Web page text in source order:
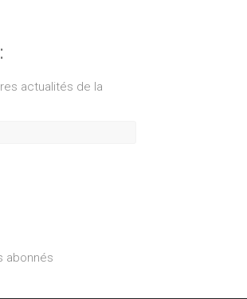
actualités de la
abonnés